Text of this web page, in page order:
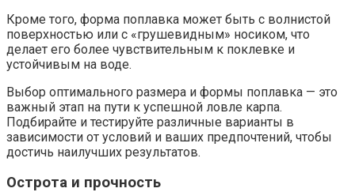
Кроме того, форма поплавка может быть с волнистой
поверхностью или с «грушевидным» носиком, что
делает его более чувствительным к поклевке и
устойчивым на воде.
Выбор оптимального размера и формы поплавка — это
важный этап на пути к успешной ловле карпа.
Подбирайте и тестируйте различные варианты в
зависимости от условий и ваших предпочтений, чтобы
достичь наилучших результатов.
Острота и прочность